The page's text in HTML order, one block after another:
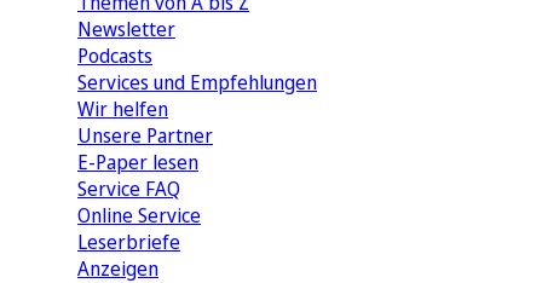
Newsletter
Podcasts
Services und Empfehlungen
Wir helfen
Unsere Partner
E-Paper lesen
Service FAQ
Online Service
Leserbriefe
Anzeigen